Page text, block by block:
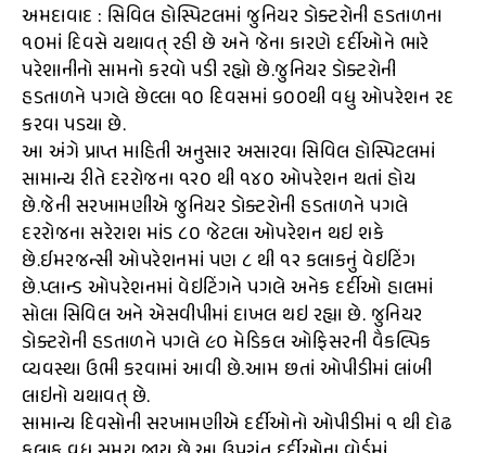
અમદાવાદ : સિવિલ હોસ્પિટલમાં જુનિયર ડોક્ટરોની હડતાળના
૧૦માં દિવસે યથાવત્ રહી છે અને જેના કારણે દર્દીઓને ભારે
પરેશાનીનો સામનો કરવો પડી રહ્યો છે.જુનિયર ડોક્ટરોની
હડતાળને પગલે છેલ્લા ૧૦ દિવસમાં ૬૦૦થી વધુ ઓપરેશન રદ
કરવા પડયા છે.
આ અંગે પ્રાપ્ત માહિતી અનુસાર અસારવા સિવિલ હોસ્પિટલમાં
સામાન્ય રીતે દરરોજના ૧૨૦ થી ૧૪૦ ઓપરેશન થતાં હોય
છે.જેની સરખામણીએ જુનિયર ડોક્ટરોની હડતાળને પગલે
દરરોજના સરેરાશ માંડ ૮૦ જેટલા ઓપરેશન થઇ શકે
છે.ઈમરજન્સી ઓપરેશનમાં પણ ૮ થી ૧૨ કલાકનું વેઇટિંગ
છે.પ્લાન્ડ ઓપરેશનમાં વેઇટિંગને પગલે અનેક દર્દીઓ હાલમાં
સોલા સિવિલ અને એસવીપીમાં દાખલ થઇ રહ્યા છે. જુનિયર
ડોક્ટરોની હડતાળને પગલે ૯૦ મેડિકલ ઓફિસરની વૈકલ્પિક
વ્યવસ્થા ઉભી કરવામાં આવી છે.આમ છતાં ઓપીડીમાં લાંબી
લાઇનો યથાવત્ છે.
સામાન્ય દિવસોની સરખામણીએ દર્દીઓનો ઓપીડીમાં ૧ થી દોઢ